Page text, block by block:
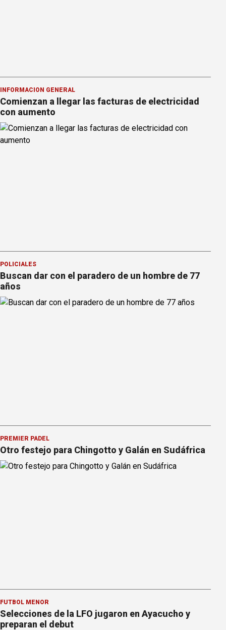
INFORMACION GENERAL
Comienzan a llegar las facturas de electricidad
con aumento
POLICIALES
Buscan dar con el paradero de un hombre de 77
años
PREMIER PÁDEL
Otro festejo para Chingotto y Galán en Sudáfrica
FÚTBOL MENOR
Selecciones de la LFO jugaron en Ayacucho y
preparan el debut